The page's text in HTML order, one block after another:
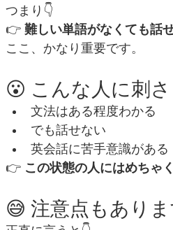
つまり👇
👉 難しい単語がなくても話
ここ、かなり重要です。
😮 こんな人に刺
文法はある程度わかる
でも話せない
英会話に苦手意識がある
👉 この状態の人にはめちゃ
😅 注意点もありま